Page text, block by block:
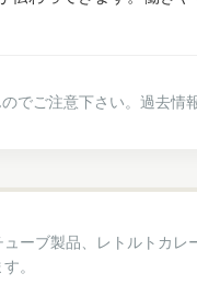
でご注意下さい。過去情
ーブ製品、レトルトカレ
。